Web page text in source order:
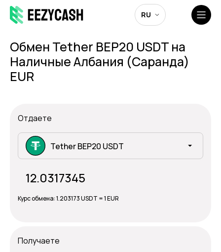
RU
Обмен Tether BEP20 USDT на
Наличные Албания (Саранда)
EUR
Отдаете
Tether BEP20 USDT
Курс обмена:1.203173 USDT = 1 EUR
Получаете